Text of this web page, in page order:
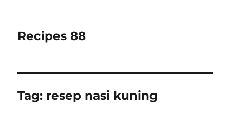
Recipes 88
Tag: resep nasi kuning